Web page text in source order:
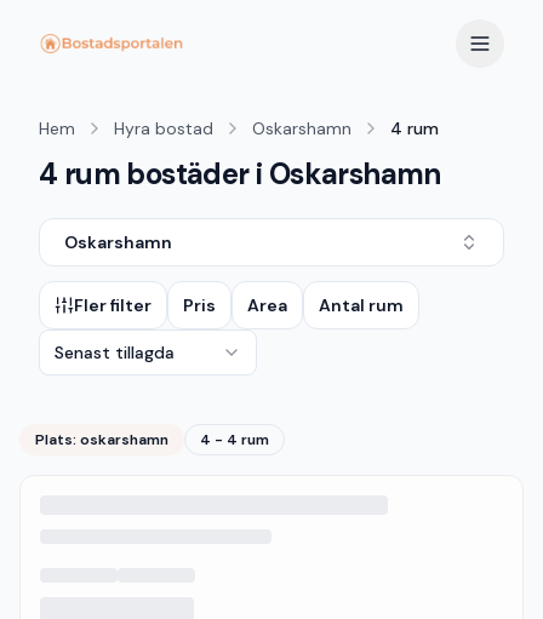
Hem Hyra bostad Oskarshamn 4 rum
4 rum bostäder i Oskarshamn
Oskarshamn
Fler filter Pris Area Antal rum
Senast tillagda
Plats: oskarshamn 4 - 4 rum